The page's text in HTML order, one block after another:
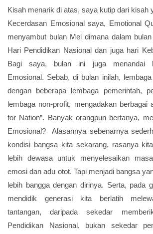
Kisah menarik di atas, saya kutip dari kisah
Kecerdasan Emosional saya, Emotional
menyambut bulan Mei dimana dalam
Hari Pendidikan Nasional dan juga hari
Bagi saya, bulan ini juga menandai
Emosional. Sebab, di bulan inilah,
dengan beberapa lembaga pemerintah,
lembaga non-profit, mengadakan berbagai
for Nation”. Banyak orangpun bertanya,
Emosional? Alasannya sebenarnya
kondisi bangsa kita sekarang, rasanya
lebih dewasa untuk menyelesaikan
emosi dan adu otot. Tapi menjadi bangsa
lebih bangga dengan dirinya. Serta, pada
mendidik generasi kita berlatih
tantangan, daripada sekedar
Pendidikan Nasional, bukan sekedar